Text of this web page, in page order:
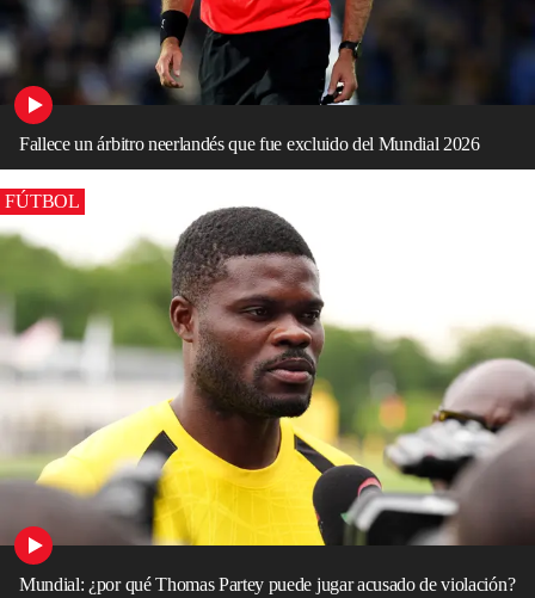
Fallece un árbitro neerlandés que fue excluido del Mundial 2026
FÚTBOL
Mundial: ¿por qué Thomas Partey puede jugar acusado de violación?